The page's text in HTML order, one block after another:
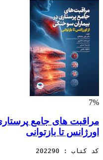
7%
مراقبت های جامع
اورژانس تا بازتوانی
کد کتاب : 202290